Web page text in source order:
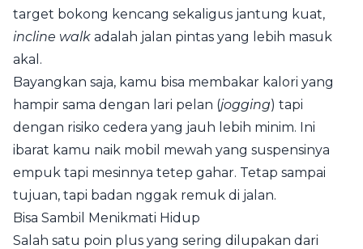
target bokong kencang sekaligus jantung kuat,
incline walk adalah jalan pintas yang lebih masuk
akal.
Bayangkan saja, kamu bisa membakar kalori yang
hampir sama dengan lari pelan (jogging) tapi
dengan risiko cedera yang jauh lebih minim. Ini
ibarat kamu naik mobil mewah yang suspensinya
empuk tapi mesinnya tetep gahar. Tetap sampai
tujuan, tapi badan nggak remuk di jalan.
Bisa Sambil Menikmati Hidup
Salah satu poin plus yang sering dilupakan dari